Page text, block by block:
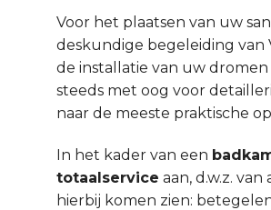
Voor het plaatsen van uw
deskundige begeleiding van
de installatie van uw
steeds met oog voor
naar de meeste praktische
In het kader van een
totaalservice aan, d.w.z.
hierbij komen zien: